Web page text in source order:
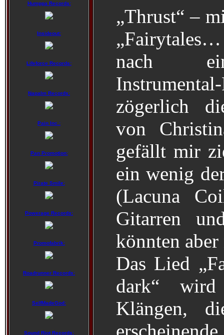
Humppa Records:
Insideout:
Lifeforce Records:
Napalm Records:
Pain Inc.:
Pan Promotion:
Pirate Smile:
Powerage Records:
Promofabrik:
Roadrunner Records:
SelfMadeGod:
Sound Riot Records:
„Thrust“ –
nach
zögerlich
von
gefällt mir
ein wenig
(Lacuna
Gitarren
könnten aber
Das Lied
dark“ wird
Klängen,